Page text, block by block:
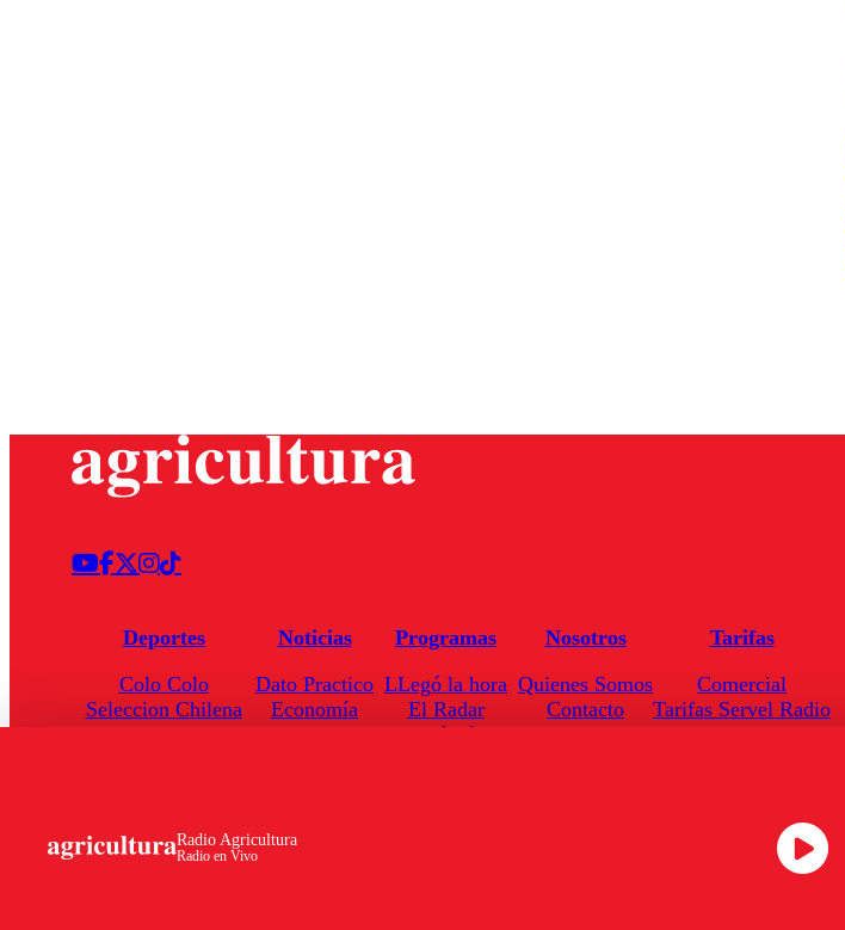
Radio Agricultura
Radio en Vivo
Deportes
Colo Colo
Seleccion Chilena
Noticias
Dato Practico
Economía
Programas
LLegó la hora
El Radar
Enfoqué Público
Nosotros
Quienes Somos
Contacto
Tarifas
Comercial
Tarifas Servel Radio